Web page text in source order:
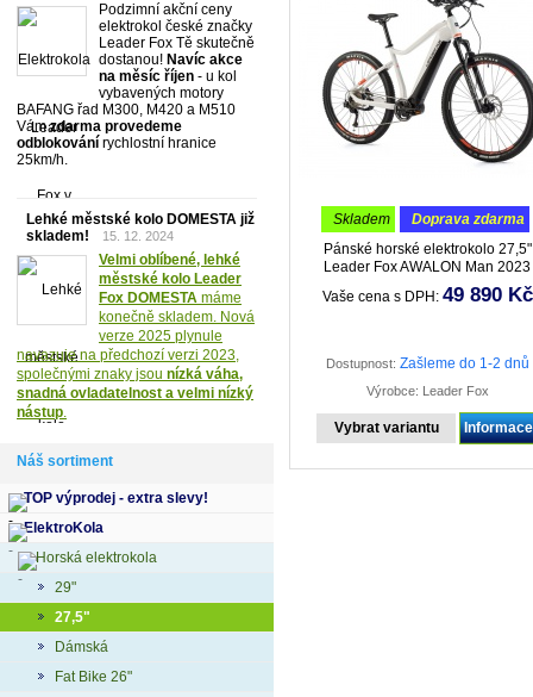
skladem
doprava zdarma
Pánské horské elektrokolo 27,5"
Leader Fox AWALON Man 2023
Parádní a výkonné horské e-kolo
se speciálně tvarovaným rámem.
Vaše cena s DPH: 49 890 Kč
Dostupnost: Zašleme do 1-2 dnů
Výrobce: Leader Fox
Vybrat variantu Informace
Podzimní akční ceny
elektrokol české značky
Leader Fox Tě skutečně
dostanou! Navíc akce
na měsíc říjen - u kol
vybavených motory
BAFANG řad M300, M420 a M510
Vámzdarma provedeme
odblokování rychlostní hranice
25km/h.
Lehké městské kolo DOMESTA již
skladem!
15. 12. 2024
Velmi oblíbené, lehké
městské kolo Leader
Fox DOMESTA máme
konečně skladem. Nová
verze 2025 plynule
navazuje na předchozí verzi 2023,
společnými znaky jsou nízká váha,
snadná ovladatelnost a velmi nízký
nástup.
Náš sortiment
TOP výprodej - extra slevy!
ElektroKola
Horská elektrokola
29"
27,5"
Dámská
Fat Bike 26"